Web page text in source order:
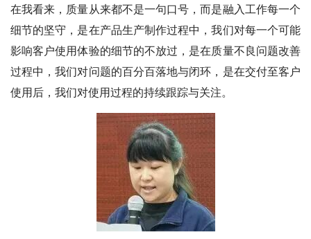
在我看来，质量从来都不是一句口号，而是融入工作每一个
细节的坚守，是在产品生产制作过程中，我们对每一个可能
影响客户使用体验的细节的不放过，是在质量不良问题改善
过程中，我们对问题的百分百落地与闭环，是在交付至客户
使用后，我们对使用过程的持续跟踪与关注。